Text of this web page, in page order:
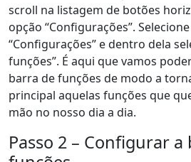
scroll na listagem de botões
opção “Configurações”.
“Configurações” e dentro dela
funções”. É aqui que vamos
barra de funções de modo a
principal aquelas funções que
mão no nosso dia a dia.
Passo 2 – Configurar a